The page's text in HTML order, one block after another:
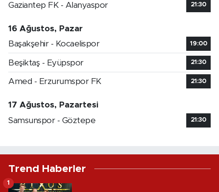
Gaziantep FK - Alanyaspor 21:30
16 Ağustos, Pazar
Başakşehir - Kocaelispor
19:00
Beşiktaş - Eyüpspor 21:30
Amed - Erzurumspor FK 21:30
17 Ağustos, Pazartesi
Samsunspor - Göztepe
21:30
Trend Haberler
1